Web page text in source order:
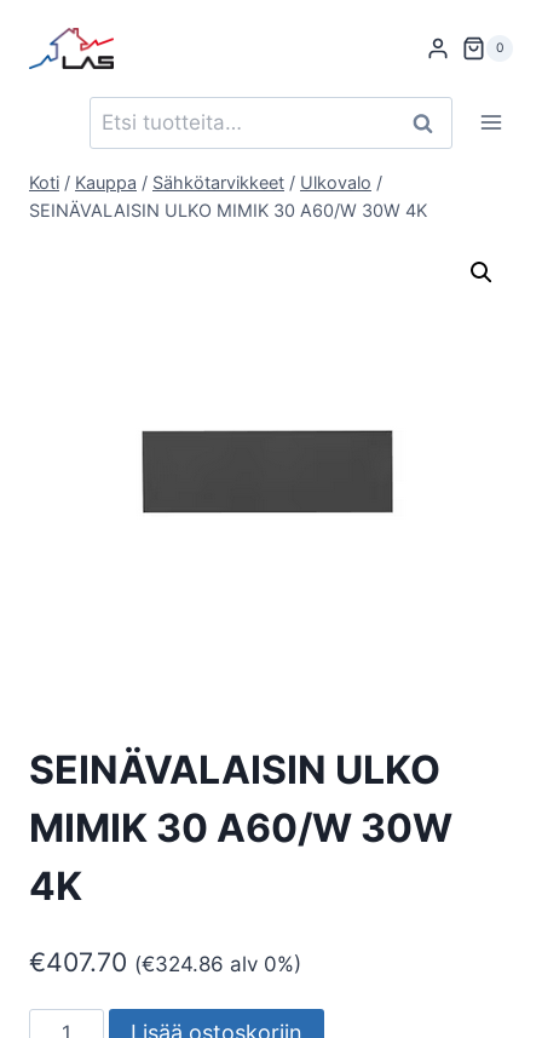
sisältöön
0
Etsi: Haku
Koti / Kauppa / Sähkötarvikkeet / Ulkovalo /
SEINÄVALAISIN ULKO MIMIK 30 A60/W 30W 4K
SEINÄVALAISIN ULKO
MIMIK 30 A60/W 30W
4K
€407.70 (€324.86 alv 0%)
SEINÄVALAISINLisää ostoskoriin